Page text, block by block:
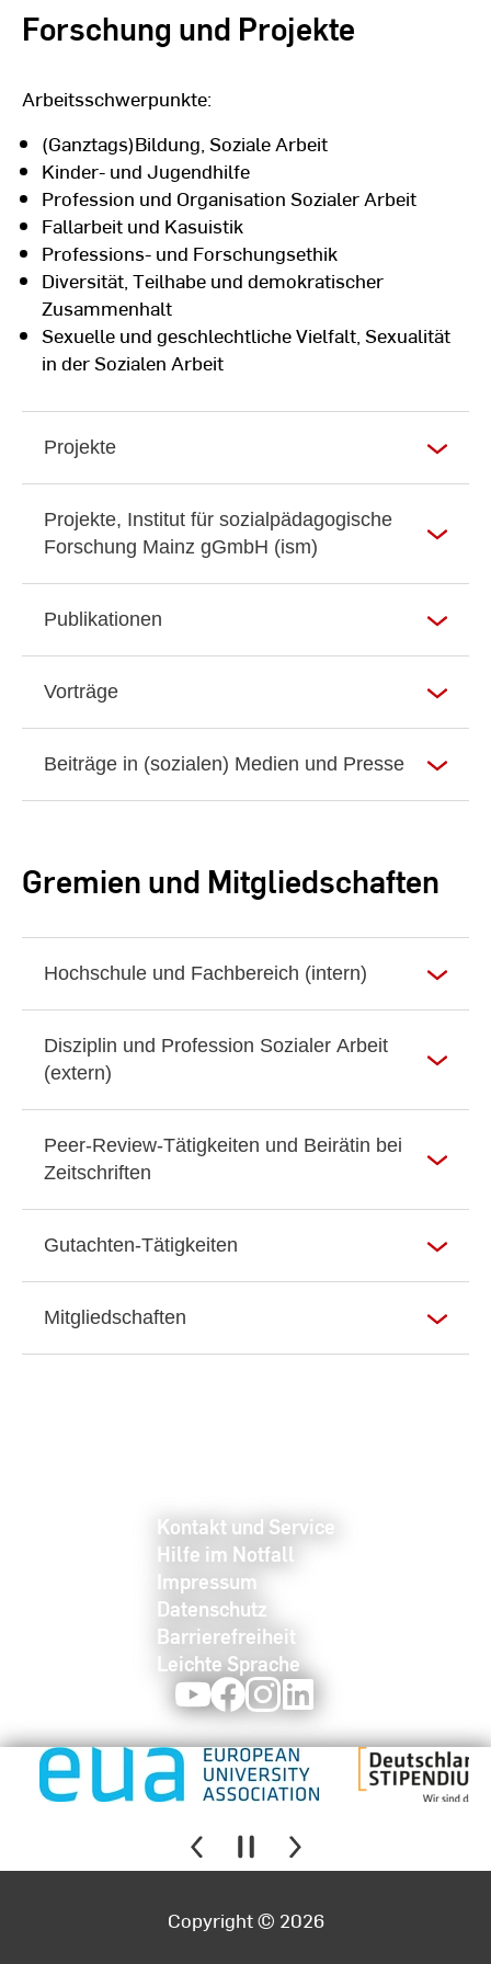
Forschung und Projekte
Arbeitsschwerpunkte:
(Ganztags)Bildung, Soziale Arbeit
Kinder- und Jugendhilfe
Profession und Organisation Sozialer Arbeit
Fallarbeit und Kasuistik
Professions- und Forschungsethik
Diversität, Teilhabe und demokratischer
Zusammenhalt
Sexuelle und geschlechtliche Vielfalt, Sexualität
in der Sozialen Arbeit
Projekte
Projekte, Institut für sozialpädagogische
Forschung Mainz gGmbH (ism)
Publikationen
Vorträge
Beiträge in (sozialen) Medien und Presse
Gremien und Mitgliedschaften
Hochschule und Fachbereich (intern)
Disziplin und Profession Sozialer Arbeit
(extern)
Peer-Review-Tätigkeiten und Beirätin bei
Zeitschriften
Gutachten-Tätigkeiten
Mitgliedschaften
Kontakt und Service
Hilfe im Notfall
Impressum
Datenschutz
Barrierefreiheit
Leichte Sprache
YoutubeFacebookInstagram
Copyright © 2026